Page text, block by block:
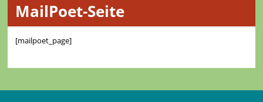
MailPoet-Seite
[mailpoet_page]